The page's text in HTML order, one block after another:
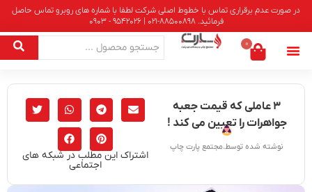
در صورت عدم برقراری تماس با خطوط اصلی شرکت لطفا با شماره های روبرو تماس حاصل
فرمائید. 88500898-021 | 9542026 - 0903
0
۳ عاملی که قیمت جعبه
جواهرات را تعیین می کند !
نوشته شده توسط.مجتمع پارت چاپ
اشتراک این مطلب در شبکه های
اجتماعی